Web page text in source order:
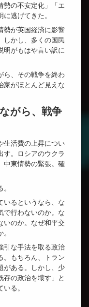
勢の不安定化」「エ
逃げてきた。
勢が英国経済に影響
しかし、多くの国民
明がもはや言い訳に
ら、その戦争を終わ
家がほとんど見えな
がら、戦争
生活費の上昇につい
す。ロシアのウクラ
中東情勢の緊張。確
いるというなら、な
で行わないのか。な
いのか。なぜ和平交
引な手法を取る政治
。もちろん、トラン
がある。しかし、少
存の政治を壊す」と
る。